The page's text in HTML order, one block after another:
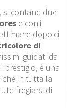
si contano due
e con i
dopo ci
di
guidati da
prestigio, è una
in tutta la
fregiarsi di